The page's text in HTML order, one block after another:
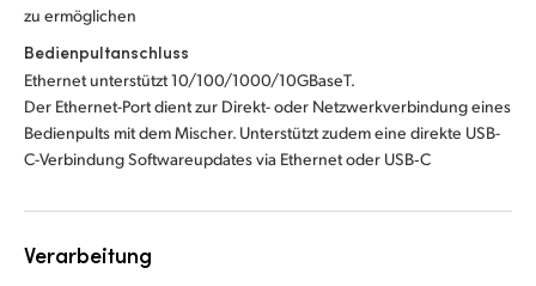
zu ermöglichen
Bedienpultanschluss
Ethernet unterstützt 10/100/1000/10GBaseT.
Der Ethernet-Port dient zur Direkt- oder Netzwerkverbindung eines
Bedienpults mit dem Mischer. Unterstützt zudem eine direkte USB-
C-Verbindung Softwareupdates via Ethernet oder USB‑C
Verarbeitung